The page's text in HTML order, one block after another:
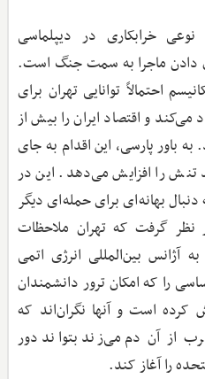
نوعی خرابکاری در دیپلماسی
دادن ماجرا به سمت جنگ است.
احتمالاً توانایی تهران برای
می‌کند و اقتصاد ایران را بیش از
باور پارسی، این اقدام به جای
تنش را افزایش می‌دهد. این در
بهانه‌ای برای حمله‌ای دیگر
نظر گرفت که تهران ملاحظات
آژانس بین‌المللی انرژی اتمی
را که امکان ترور دانشمندان
کرده است و آنها نگران‌اند که
از آن دم می‌زند بتواند دور
را آغاز کند.